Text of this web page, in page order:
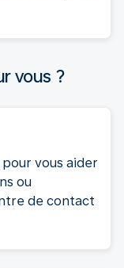
vous ?
vous aider
ou
de contact